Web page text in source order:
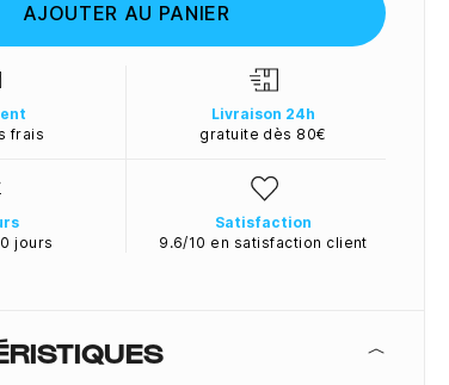
AJOUTER AU PANIER
frais
Livraison 24h
gratuite dès 80€
jours
Satisfaction
9.6/10 en satisfaction client